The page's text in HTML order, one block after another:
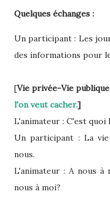
Quelques échanges :
Un participant : Les
des informations pour
[Vie privée-Vie
l'on veut cacher.]
L'animateur : C'est quoi
Un participant : La
nous.
L'animateur : A nous
nous à moi?